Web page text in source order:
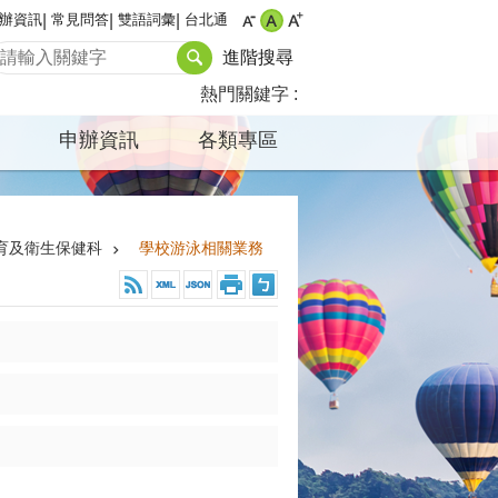
資訊 常見問答 雙語詞彙 台北通
進階搜尋
熱門關鍵字
申辦資訊 各類專區
及衛生保健科 學校游泳相關業務